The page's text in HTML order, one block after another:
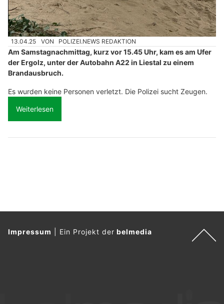
13.04.25 VON POLIZEI.NEWS REDAKTION
Am Samstagnachmittag, kurz vor 15.45 Uhr, kam es am Ufer
der Ergolz, unter der Autobahn A22 in Liestal zu einem
Brandausbruch.
Es wurden keine Personen verletzt. Die Polizei sucht Zeugen.
Weiterlesen
Impressum Ein Projekt derbelmedia